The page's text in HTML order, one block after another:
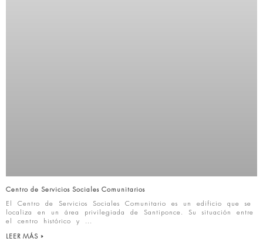
Centro de Servicios Sociales Comunitarios
El Centro de Servicios Sociales Comunitario es un edificio que se
localiza en un área privilegiada de Santiponce. Su situación entre
el centro histórico y
LEER MÁS »